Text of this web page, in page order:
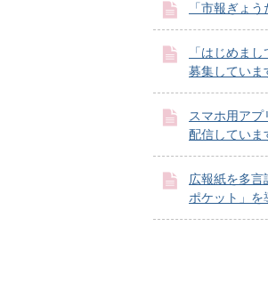
「市報ぎょ
「はじめま
募集していま
スマホ用ア
配信していま
広報紙を多
ポケット」を